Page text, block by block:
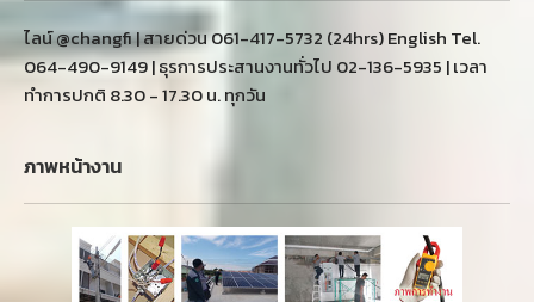
ไลน์ @changfi | สายด่วน 061-417-5732 (24hrs) English Tel.
064-490-9149 | ธุรการประสานงานทั่วไป 02-136-5935 | เวลา
ทำการปกติ 8.30 - 17.30 น. ทุกวัน
ภาพหน้างาน